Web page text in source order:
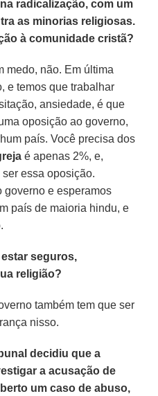
radicalização, com um
as minorias religiosas.
à comunidade cristã?
medo, não. Em última
e temos que trabalhar
ansiedade, é que
oposição ao governo,
país. Você precisa dos
é apenas 2%, e,
essa oposição.
governo e esperamos
país de maioria hindu, e
seguros,
religião?
também tem que ser
nisso.
decidiu que a
a acusação de
um caso de abuso,